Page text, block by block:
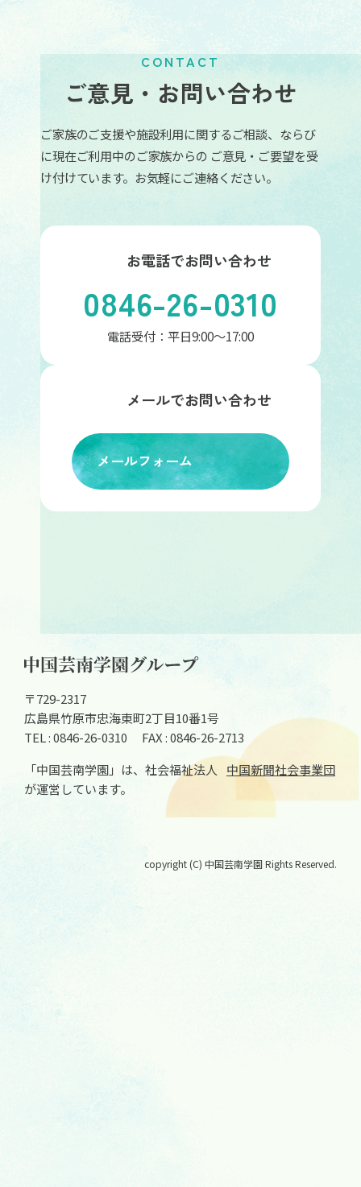
CONTACT
ご意見・お問い合わせ
ご家族のご支援や施設利用に関するご相談、ならび
に現在ご利用中のご家族からの ご意見・ご要望を受
け付けています。お気軽にご連絡ください。
お電話でお問い合わせ
0846-26-0310
電話受付：平日9:00〜17:00
メールでお問い合わせ
メールフォーム
〒729-2317
広島県竹原市忠海東町2丁目10番1号
TEL : 0846-26-0310
FAX : 0846-26-2713
「中国芸南学園」は、社会福祉法人
中国新聞社会事業団
が運営しています。
copyright (C) 中国芸南学園 Rights Reserved.